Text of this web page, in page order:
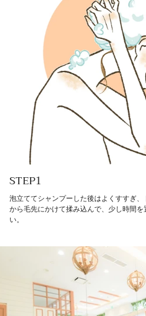
STEP1
泡立ててシャンプーした後はよくすすぎ
から毛先にかけて揉み込んで、少し時間
い。